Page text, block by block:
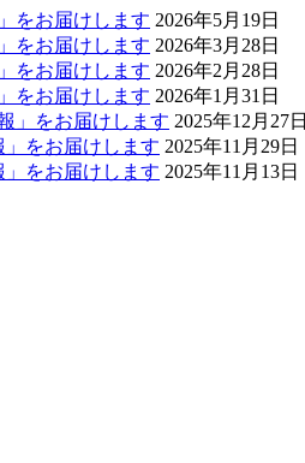
をお届けします 2026年5月19日
をお届けします 2026年3月28日
をお届けします 2026年2月28日
をお届けします 2026年1月31日
」をお届けします 2025年12月27日
」をお届けします 2025年11月29日
」をお届けします 2025年11月13日